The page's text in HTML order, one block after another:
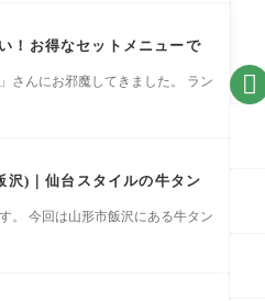
！お得なセットメニューで
さんにお邪魔してきました。 ラン
沢)｜仙台スタイルの牛タン
。 今回は山形市飯沢にある牛タン
